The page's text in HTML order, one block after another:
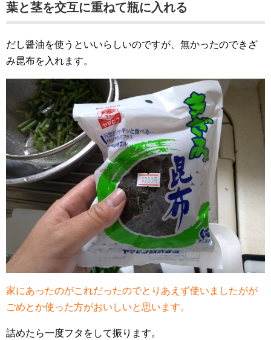
葉と茎を交互に重ねて瓶に入れる
だし醤油を使うといいらしいのですが、無かったのできざ
み昆布を入れます。
家にあったのがこれだったのでとりあえず使いましたがが
ごめとか使った方がおいしいと思います。
詰めたら一度フタをして振ります。